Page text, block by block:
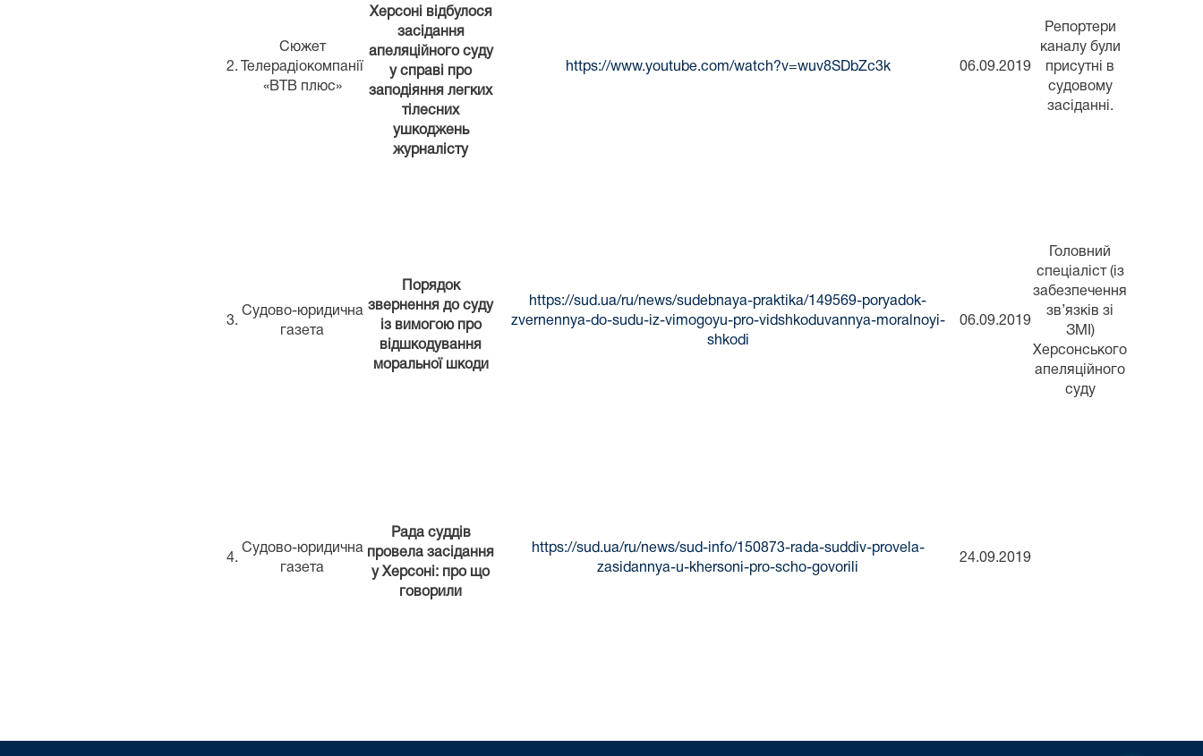
2.
Сюжет
Телерадіокомпанії
«ВТВ плюс»
Херсоні відбулося
засідання
апеляційного суду
у справі про
заподіяння легких
тілесних
ушкоджень
журналісту
https://www.youtube.com/watch?v=wuv8SDbZc3k 06.09.2019
Репортери
каналу були
присутні в
судовому
засіданні.
3.
Судово-юридична
газета
Порядок
звернення до суду
із вимогою про
відшкодування
моральної шкоди
https://sud.ua/ru/news/sudebnaya-praktika/149569-poryadok-
zvernennya-do-sudu-iz-vimogoyu-pro-vidshkoduvannya-moralnoyi-
shkodi
06.09.2019
Головний
спеціаліст (із
забезпечення
зв’язків зі
ЗМІ)
Херсонського
апеляційного
суду
4.
Судово-юридична
газета
Рада суддів
провела засідання
у Херсоні: про що
говорили
https://sud.ua/ru/news/sud-info/150873-rada-suddiv-provela-
zasidannya-u-khersoni-pro-scho-govorili
24.09.2019